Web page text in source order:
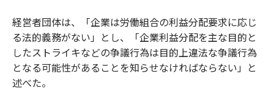
経営者団体は、「企業は労働組合の利益分配要求に応じ
る法的義務がない」とし、「企業利益分配を主な目的と
したストライキなどの争議行為は目的上違法な争議行為
となる可能性があることを知らせなければならない」と
述べた。